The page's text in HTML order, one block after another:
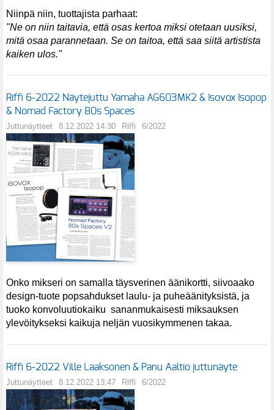
Niinpä niin, tuottajista parhaat:
"Ne on niin taitavia, että osas kertoa miksi otetaan uusiksi,
mitä osaa parannetaan. Se on taitoa, että saa siitä artistista
kaiken ulos."
Riffi 6-2022 Näytejuttu Yamaha AG603MK2 & Isovox Isopop
& Nomad Factory 80s Spaces
Juttunäytteet 8.12.2022 14:30 Riffi 6/2022
Onko mikseri on samalla täysverinen äänikortti, siivoaako
design-tuote popsahdukset laulu- ja puheäänityksistä, ja
tuoko konvoluutiokaiku sananmukaisesti miksauksen
ylevöitykseksi kaikuja neljän vuosikymmenen takaa.
Riffi 6-2022 Ville Laaksonen & Panu Aaltio juttunäyte
Juttunäytteet 8.12.2022 13:47 Riffi 6/2022